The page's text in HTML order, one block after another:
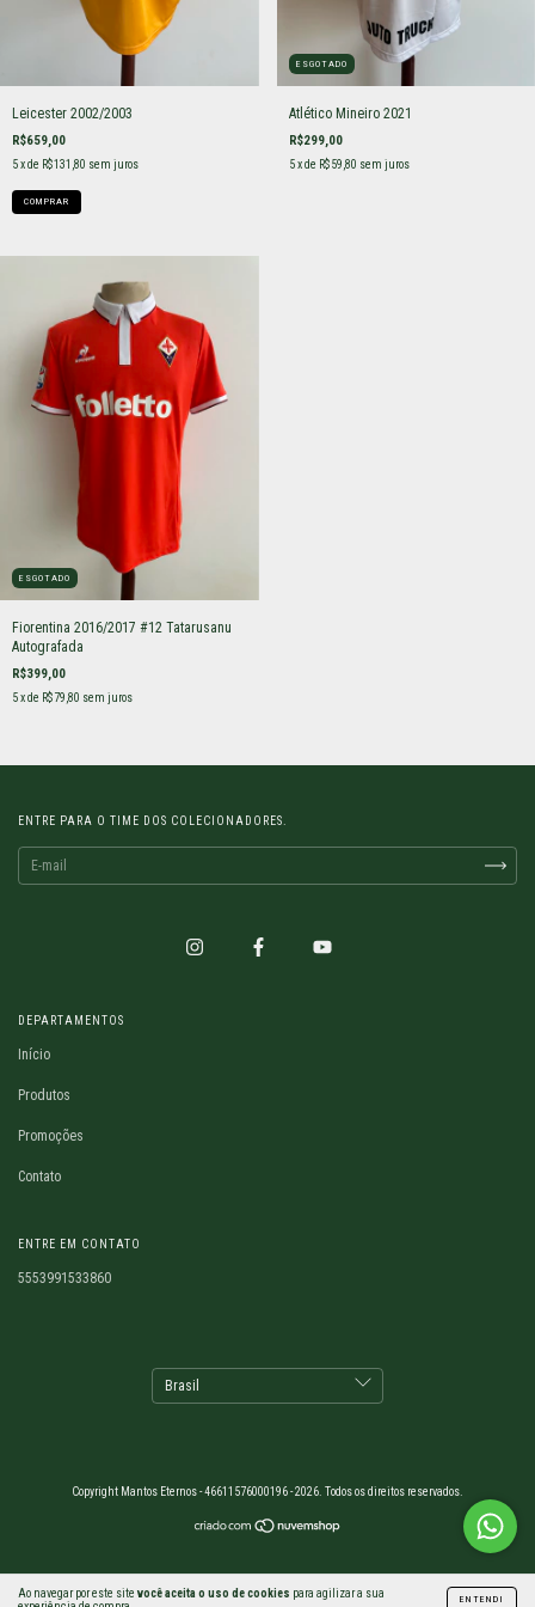
Ao navegar por este site você aceita o uso de cookies para agilizar a sua
ENTENDI
Leicester 2002/2003
R$659,00
5x de R$131,80 sem juros
COMPRAR
ESGOTADO
Atlético Mineiro 2021
R$299,00
5 x de R$59,80 sem juros
ESGOTADO
Fiorentina 2016/2017 #12 Tatarusanu
Autografada
R$399,00
5x de R$79,80 sem juros
ENTRE PARA O TIME DOS COLECIONADORES.
DEPARTAMENTOS
Início
Produtos
Promoções
Contato
ENTRE EM CONTATO
5553991533860
Copyright Mantos Eternos - 46611576000196 - 2026. Todos os direitos reservados.